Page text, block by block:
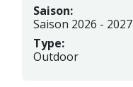
Saison:
Saison 2026 - 2027
Type:
Outdoor